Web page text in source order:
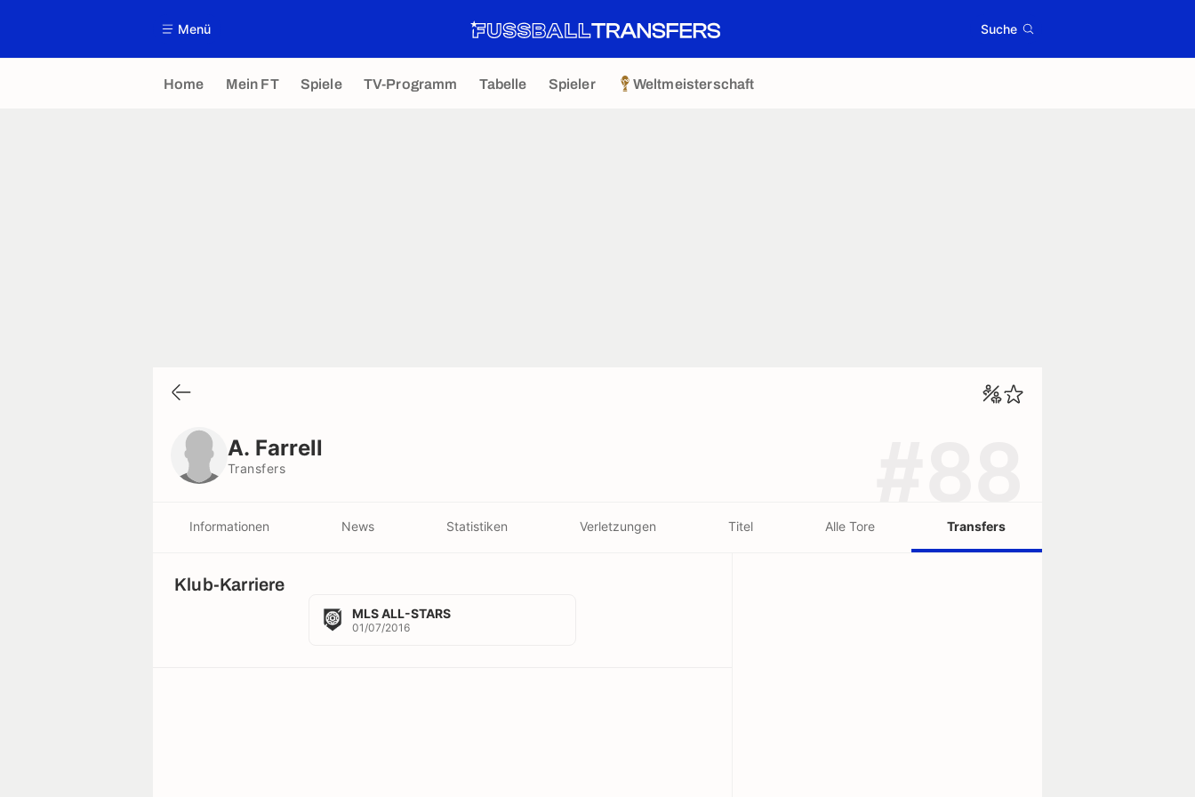
Menü Suche
Home Mein FT Spiele TV-Programm Tabelle Spieler Weltmeisterschaft
A. Farrell
Transfers
Informationen News Statistiken Verletzungen Titel Alle Tore Transfers
Klub-Karriere
MLS ALL-STARS
01/07/2016